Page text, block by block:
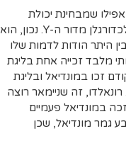
שמבחינת יכולת
מדור ה-Y. נכון, הוא
היתר הודות לדמות שלו
מלבד זכייה אחת בליגת
זכו במונדיאל ובליגת
זה שניימאר רוצה
במונדיאל פעמיים
גמר מונדיאל, שכן